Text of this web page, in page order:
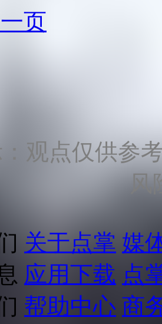
页
观点仅供参
风
关于点掌 媒
应用下载 点
帮助中心 商